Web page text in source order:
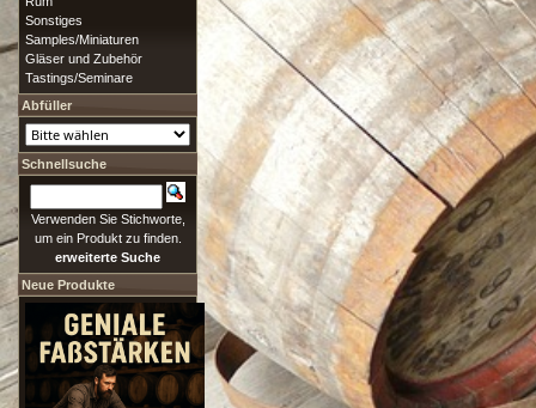
Sonstiges
Samples/Miniaturen
Gläser und Zubehör
Tastings/Seminare
Abfüller
Schnellsuche
Verwenden Sie Stichworte,
um ein Produkt zu finden.
erweiterte Suche
Neue Produkte